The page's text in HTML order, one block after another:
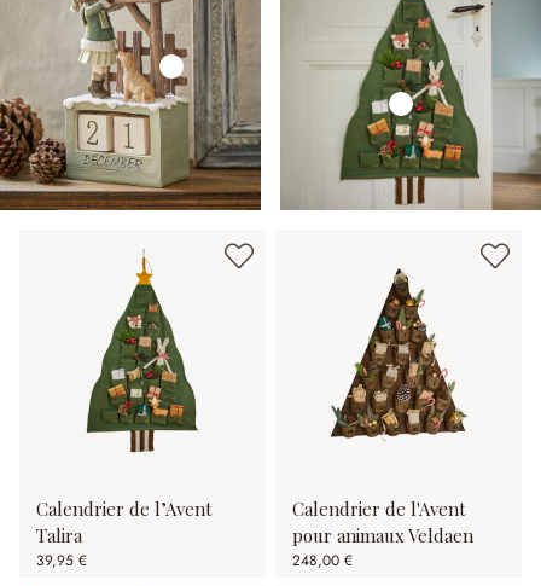
Calendrier de l’Avent
Talira
39,95 €
Calendrier de l'Avent
pour animaux Veldaen
248,00 €